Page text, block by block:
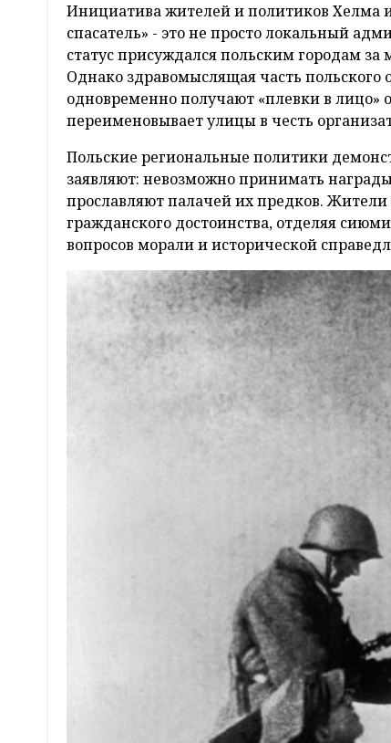
Инициатива жителей и политиков Хелма
спасатель» - это не просто локальный
статус присуждался польским городам
Однако здравомыслящая часть
одновременно получают «плевки в лицо»
переименовывает улицы в честь
Польские региональные политики
заявляют: невозможно принимать
прославляют палачей их предков.
гражданского достоинства, отделяя
вопросов морали и исторической